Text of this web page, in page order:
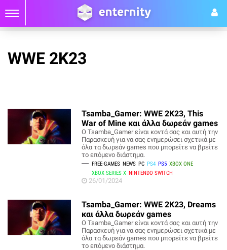
WWE 2K23
Tsamba_Gamer: WWE 2K23, This
War of Mine και άλλα δωρεάν games
O Tsamba_Gamer είναι κοντά σας και αυτή την
Παρασκευή για να σας ενημερώσει σχετικά με
όλα τα δωρεάν games που μπορείτε να βρείτε
το επόμενο διάστημα.
FREE-GAMES NEWS PC PS4 PS5 XBOX ONE
XBOX SERIES X NINTENDO SWITCH
26/01/2024
Tsamba_Gamer: WWE 2K23, Dreams
και άλλα δωρεάν games
O Tsamba_Gamer είναι κοντά σας και αυτή την
Παρασκευή για να σας ενημερώσει σχετικά με
όλα τα δωρεάν games που μπορείτε να βρείτε
το επόμενο διάστημα.